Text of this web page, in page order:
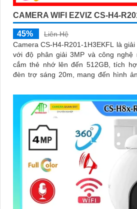
CAMERA WIFI EZVIZ CS-H4-
45%
Liên Hệ
Camera CS-H4-R201-1H3EKFL là
với độ phân giải 3MP và công nghệ
cắm thẻ nhớ lên đến 512GB, tích
đèn trợ sáng 20m, mang đến hình